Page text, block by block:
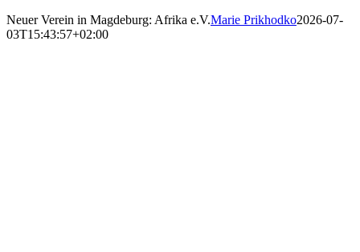
Neuer Verein in Magdeburg: Afrika e.V.Marie Prikhodko2026-07-
03T15:43:57+02:00